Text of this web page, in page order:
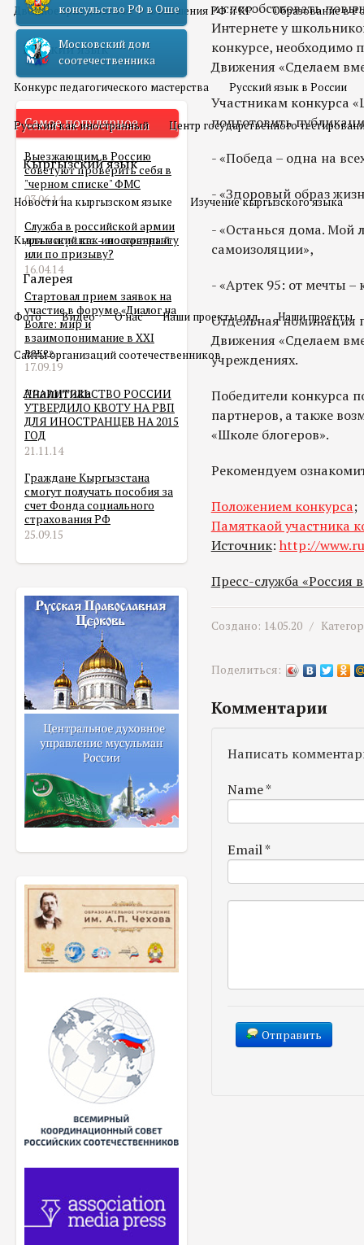
Двойное гражданство Отношения РФ и КР Образование в
Русский язык
Конкурс педагогического мастерства Русский язык в России
Русский как иностранный Центр государственного
Кыргызский язык
Новости на кыргызском языке Изучение кыргызского языка
Кыргызский как иностранный
Галерея
Фото Видео О нас Наши проекты олд Наши проекты
Сайты организаций соотечественников
Аналитика
консульство РФ в Оше
Московский дом
соотечественника
Самое популярное
Выезжающим в Россию
советуют проверить себя в
"черном списке" ФМС
03.06.14
Служба в российской армии
для мигранта – по контракту
или по призыву?
16.04.14
Стартовал прием заявок на
участие в форуме «Диалог на
Волге: мир и
взаимопонимание в XXI
веке»
17.09.19
ПРАВИТЕЛЬСТВО РОССИИ
УТВЕРДИЛО КВОТУ НА РВП
ДЛЯ ИНОСТРАНЦЕВ НА 2015
ГОД
21.11.14
Граждане Кыргызстана
смогут получать пособия за
счет Фонда социального
страхования РФ
25.09.15
и способствовать
Интернете у
конкурсе, необходимо
Движения «Сделаем
Участникам конкурса
подготовить
- «Победа – одна на
- «Здоровый образ
- «Останься дома. Мой
самоизоляции»,
- «Артек 95: от мечты –
Отдельная номинация
Движения «Сделаем
учреждениях.
Победители конкурса
партнеров, а также
«Школе блогеров».
Рекомендуем
Положением конкурса;
Памяткаой участника
Источник: http://
Пресс-служба «Россия
Создано: 14.05.20 /
Поделиться:
Комментарии
Написать
Name*
Email*
Отправить